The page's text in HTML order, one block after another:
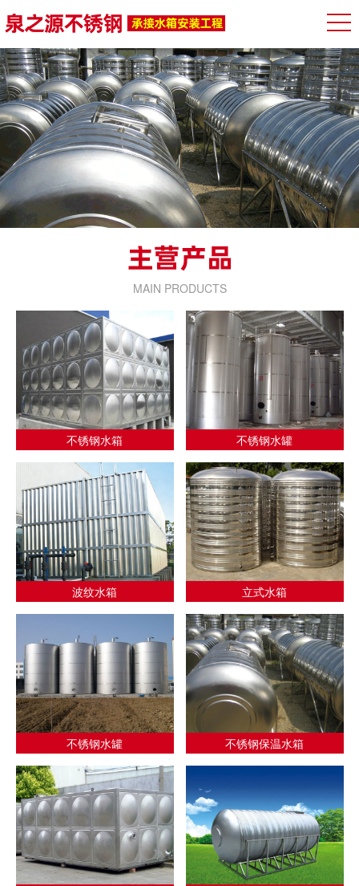
MAIN PRODUCTS
不锈钢水箱 不锈钢水罐
波纹水箱 立式水箱
不锈钢水罐 不锈钢保温水箱